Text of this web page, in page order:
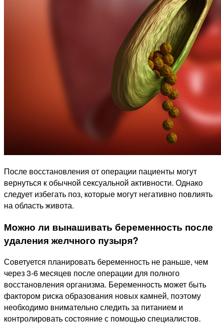
После восстановления от операции пациенты могут
вернуться к обычной сексуальной активности. Однако
следует избегать поз, которые могут негативно повлиять
на область живота.
Можно ли вынашивать беременность после
удаления желчного пузыря?
Советуется планировать беременность не раньше, чем
через 3-6 месяцев после операции для полного
восстановления организма. Беременность может быть
фактором риска образования новых камней, поэтому
необходимо внимательно следить за питанием и
контролировать состояние с помощью специалистов.